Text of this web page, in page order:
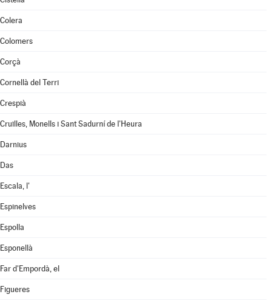
Colera
Colomers
Corçà
Cornellà del Terri
Crespià
Cruïlles, Monells i Sant Sadurní de l'Heura
Darnius
Das
Escala, l'
Espinelves
Espolla
Esponellà
Far d'Empordà, el
Figueres